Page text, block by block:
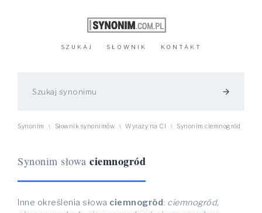
SZUKAJ SŁOWNIK KONTAKT
arrow_forward
Synonim \ Słownik synonimów \ Wyrazy na CI \ Synonim ciemnogród
Synonim słowa ciemnogród
Inne określenia słowa ciemnogród: ciemnogród,